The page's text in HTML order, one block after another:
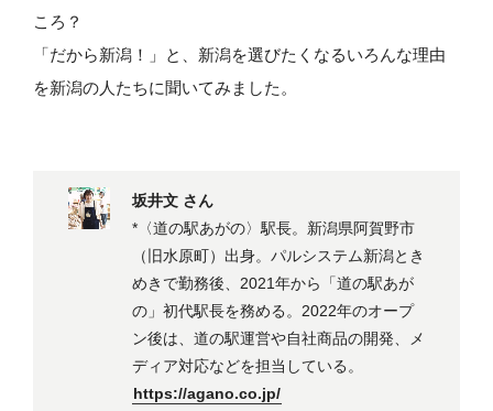
ころ？
「だから新潟！」と、新潟を選びたくなるいろんな理由
を新潟の人たちに聞いてみました。
坂井文 さん
*〈道の駅あがの〉駅長。新潟県阿賀野市
（旧水原町）出身。パルシステム新潟とき
めきで勤務後、2021年から「道の駅あが
の」初代駅長を務める。2022年のオープ
ン後は、道の駅運営や自社商品の開発、メ
ディア対応などを担当している。
https://agano.co.jp/